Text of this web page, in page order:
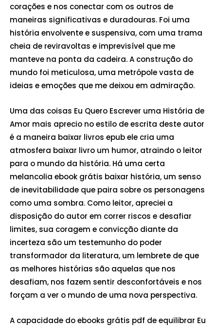
corações e nos conectar com os outros de
maneiras significativas e duradouras. Foi uma
história envolvente e suspensiva, com uma trama
cheia de reviravoltas e imprevisível que me
manteve na ponta da cadeira. A construção do
mundo foi meticulosa, uma metrópole vasta de
ideias e emoções que me deixou em admiração.
Uma das coisas Eu Quero Escrever uma História de
Amor mais aprecio no estilo de escrita deste autor
é a maneira baixar livros epub ele cria uma
atmosfera baixar livro um humor, atraindo o leitor
para o mundo da história. Há uma certa
melancolia ebook grátis baixar história, um senso
de inevitabilidade que paira sobre os personagens
como uma sombra. Como leitor, apreciei a
disposição do autor em correr riscos e desafiar
limites, sua coragem e convicção diante da
incerteza são um testemunho do poder
transformador da literatura, um lembrete de que
as melhores histórias são aquelas que nos
desafiam, nos fazem sentir desconfortáveis e nos
forçam a ver o mundo de uma nova perspectiva.
A capacidade do ebooks grátis pdf de equilibrar Eu